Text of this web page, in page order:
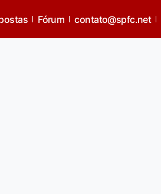
Fórum contato@spfc.net